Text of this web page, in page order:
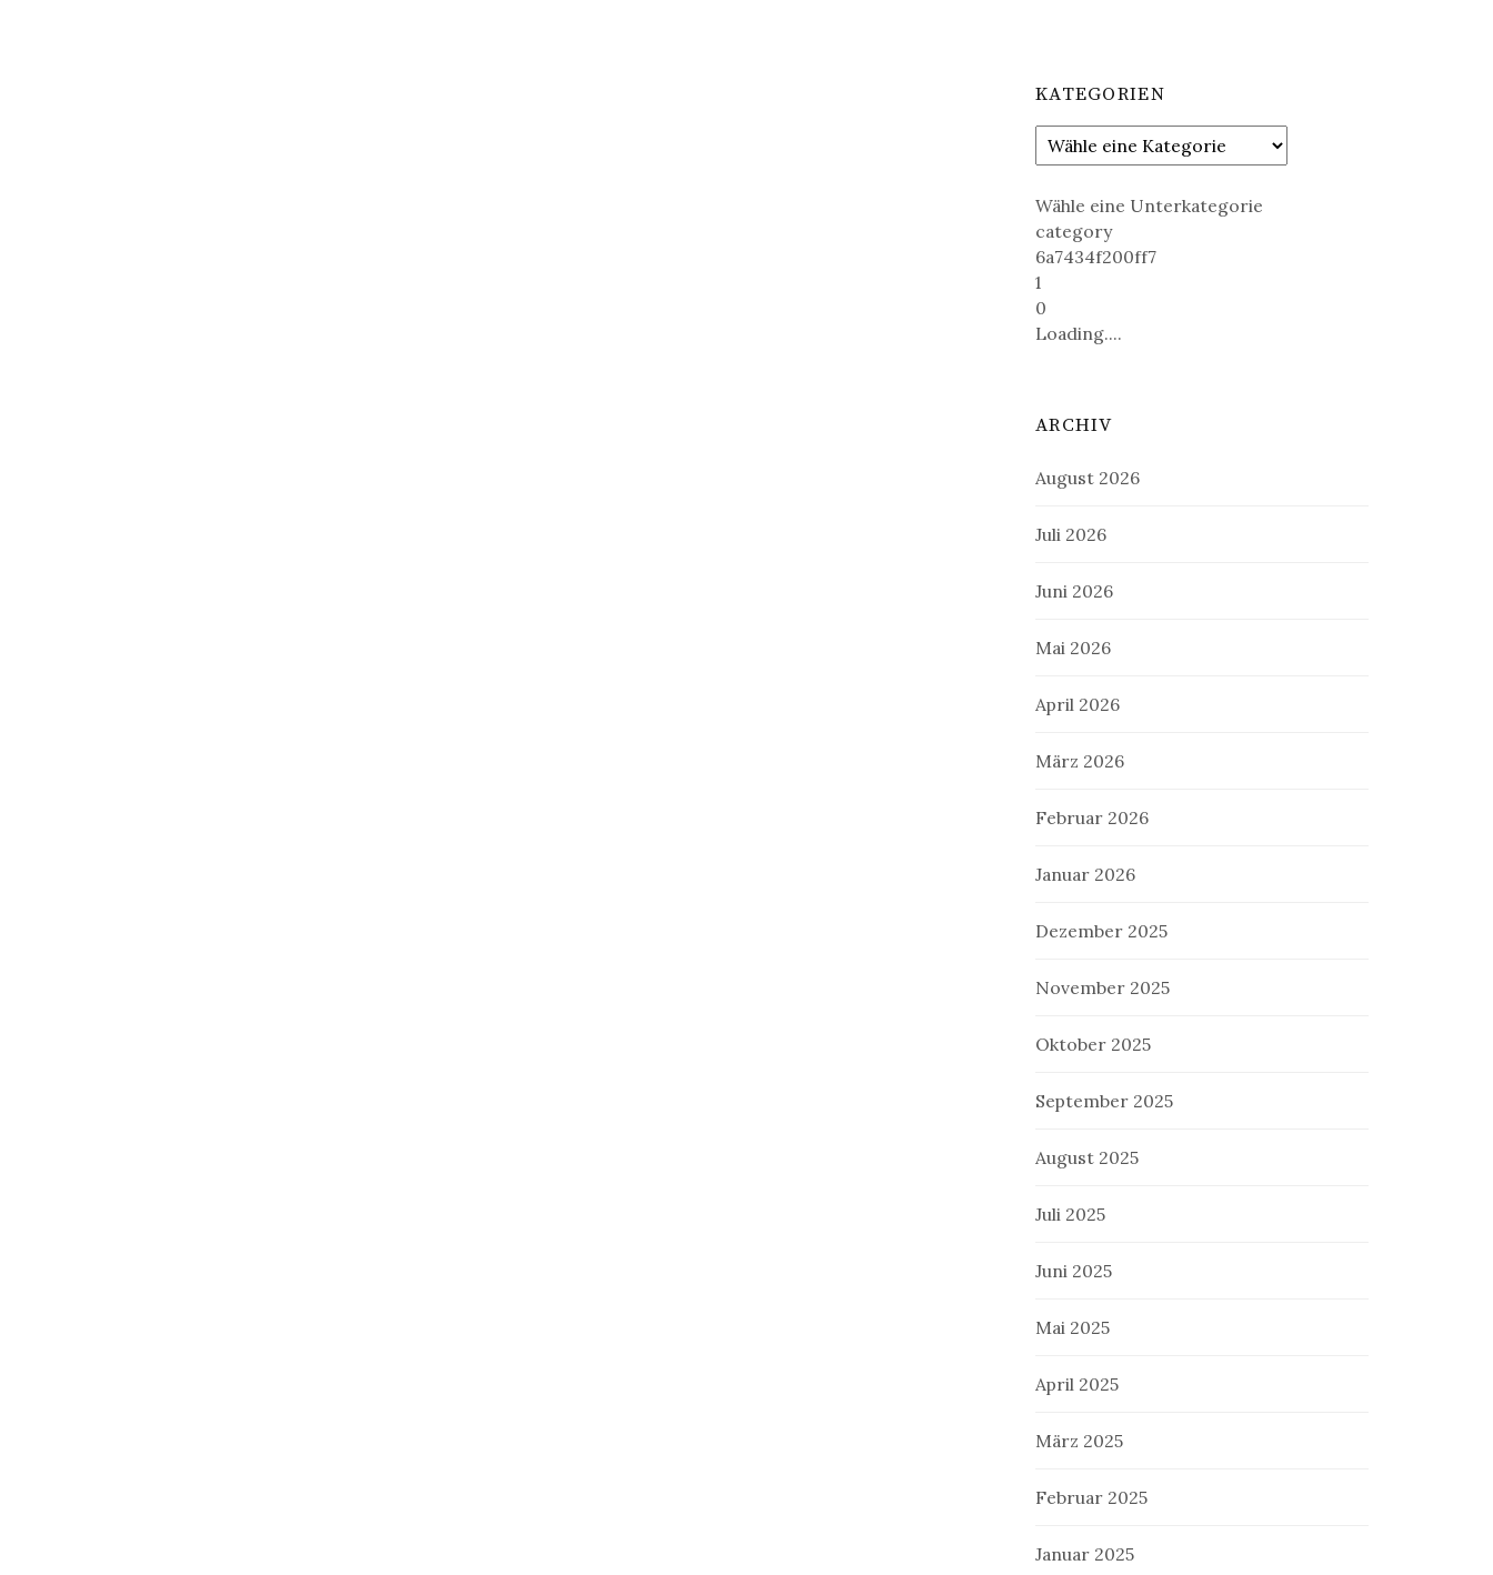
KATEGORIEN
Wähle eine Unterkategorie
category
6a7434f200ff7
1
0
Loading....
ARCHIV
August 2026
Juli 2026
Juni 2026
Mai 2026
April 2026
März 2026
Februar 2026
Januar 2026
Dezember 2025
November 2025
Oktober 2025
September 2025
August 2025
Juli 2025
Juni 2025
Mai 2025
April 2025
März 2025
Februar 2025
Januar 2025